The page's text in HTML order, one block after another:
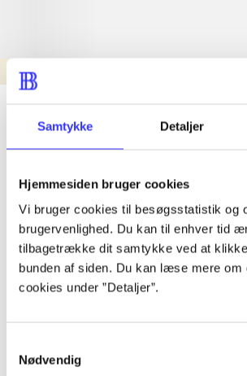
Samtykke Detaljer
Hjemmesiden bruger cookies
Vi bruger cookies til besøgsstatistik og
brugervenlighed. Du kan til enhver tid
tilbagetrække dit samtykke ved at klikke
bunden af siden. Du kan læse mere om
cookies under ”Detaljer”.
Nødvendig
Nyhed
lorem ipsum dolor sit amet ...
lorem ipsum dolor sit amet ...
lorem ipsum dolor sit amet ...
lorem ipsum dolor sit amet ...
lorem ipsum dolor sit amet ...
lorem ipsum dolor sit amet ...
lorem ipsum dolor sit amet ...